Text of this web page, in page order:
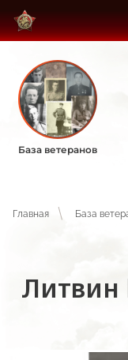
База ветеранов
Главная База
Литвин